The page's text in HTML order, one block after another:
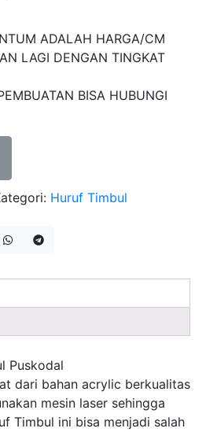
ADALAH HARGA/CM
LAGI DENGAN TINGKAT
BISA HUBUNGI
Huruf Timbul
Puskodal
dari bahan acrylic berkualitas
mesin laser sehingga
Timbul ini bisa menjadi salah